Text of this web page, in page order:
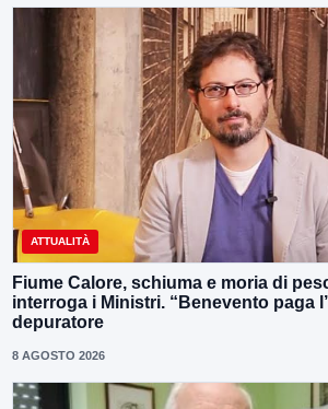
ATTUALITÀ
Fiume Calore, schiuma e moria di
interroga i Ministri. “Benevento paga
depuratore
8 AGOSTO 2026